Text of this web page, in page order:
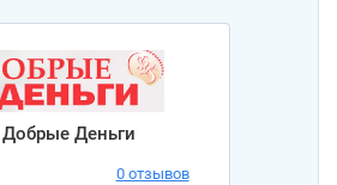
Добрые Деньги
0 отзывов